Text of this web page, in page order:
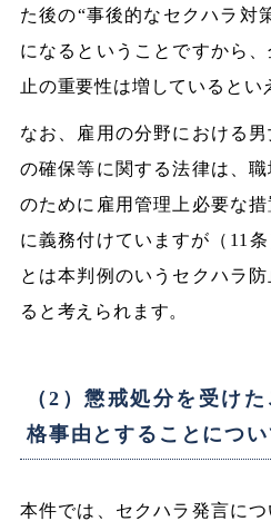
た後の“事後的なセクハラ対
になるということですから
止の重要性は増しているとい
なお、雇用の分野における
の確保等に関する法律は、
のために雇用管理上必要な
に義務付けていますが（11
とは本判例のいうセクハラ
ると考えられます。
（2）懲戒処分を受け
格事由とすることについ
本件では、セクハラ発言に